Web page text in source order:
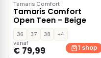
Tamaris Comfort
Tamaris Comfort
Open Teen – Beige
36 37 38
+4
vanaf
€ 79,99 1 shop